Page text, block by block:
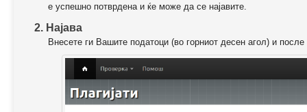
е успешно потврдена и ќе може да се најавите.
2. Најава
Внесете ги Вашите податоци (во горниот десен агол) и